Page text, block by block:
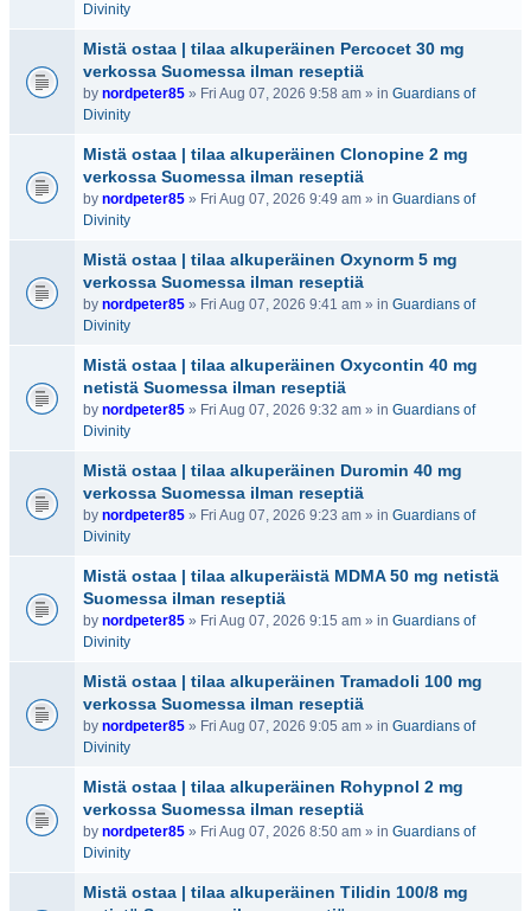
Divinity
Mistä ostaa | tilaa alkuperäinen Percocet 30 mg
verkossa Suomessa ilman reseptiä
by nordpeter85 » Fri Aug 07, 2026 9:58 am » in Guardians of
Divinity
Mistä ostaa | tilaa alkuperäinen Clonopine 2 mg
verkossa Suomessa ilman reseptiä
by nordpeter85 » Fri Aug 07, 2026 9:49 am » in Guardians of
Divinity
Mistä ostaa | tilaa alkuperäinen Oxynorm 5 mg
verkossa Suomessa ilman reseptiä
by nordpeter85 » Fri Aug 07, 2026 9:41 am » in Guardians of
Divinity
Mistä ostaa | tilaa alkuperäinen Oxycontin 40 mg
netistä Suomessa ilman reseptiä
by nordpeter85 » Fri Aug 07, 2026 9:32 am » in Guardians of
Divinity
Mistä ostaa | tilaa alkuperäinen Duromin 40 mg
verkossa Suomessa ilman reseptiä
by nordpeter85 » Fri Aug 07, 2026 9:23 am » in Guardians of
Divinity
Mistä ostaa | tilaa alkuperäistä MDMA 50 mg netistä
Suomessa ilman reseptiä
by nordpeter85 » Fri Aug 07, 2026 9:15 am » in Guardians of
Divinity
Mistä ostaa | tilaa alkuperäinen Tramadoli 100 mg
verkossa Suomessa ilman reseptiä
by nordpeter85 » Fri Aug 07, 2026 9:05 am » in Guardians of
Divinity
Mistä ostaa | tilaa alkuperäinen Rohypnol 2 mg
verkossa Suomessa ilman reseptiä
by nordpeter85 » Fri Aug 07, 2026 8:50 am » in Guardians of
Divinity
Mistä ostaa | tilaa alkuperäinen Tilidin 100/8 mg